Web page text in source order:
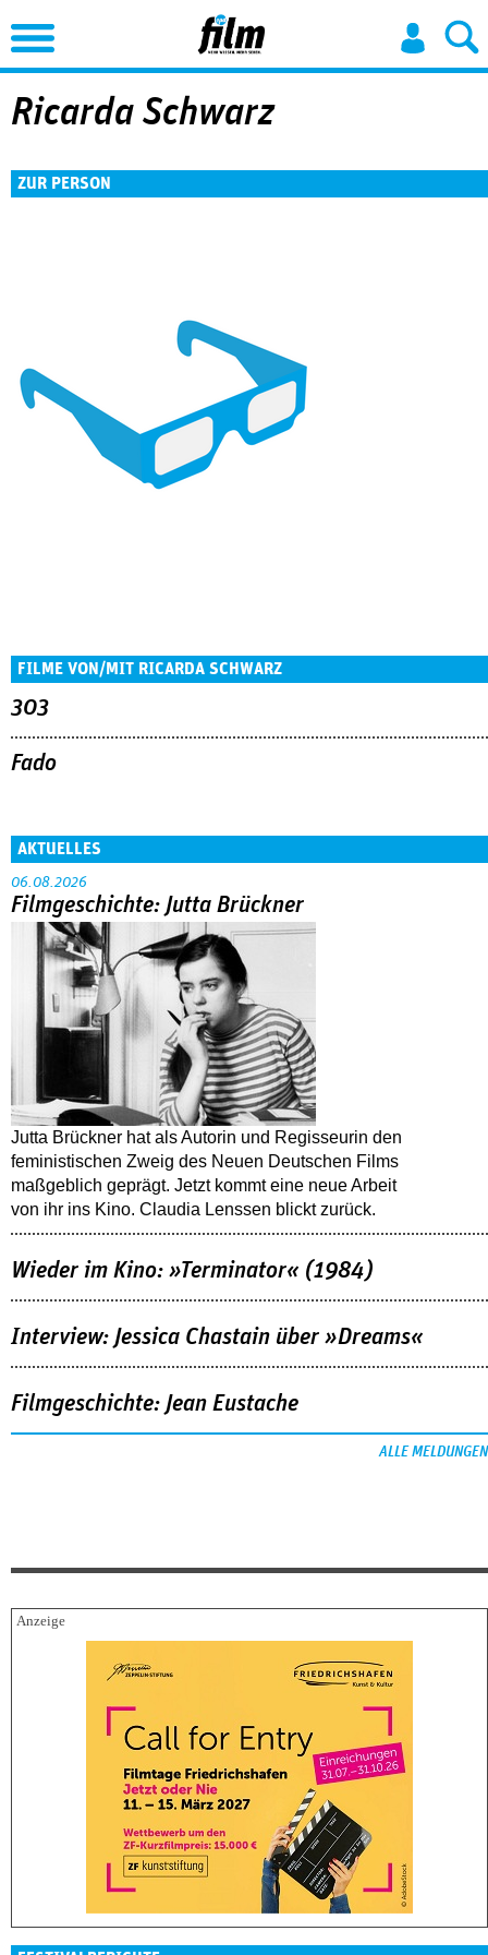
Jump to Navigation
Ricarda Schwarz
ZUR PERSON
FILME VON/MIT RICARDA SCHWARZ
303
Fado
AKTUELLES
06.08.2026
Filmgeschichte: Jutta Brückner
Jutta Brückner hat als Autorin und Regisseurin den
feministischen Zweig des Neuen Deutschen Films
maßgeblich geprägt. Jetzt kommt eine neue Arbeit
von ihr ins Kino. Claudia Lenssen blickt zurück.
Wieder im Kino: »Terminator« (1984)
Interview: Jessica Chastain über »Dreams«
Filmgeschichte: Jean Eustache
ALLE MELDUNGEN